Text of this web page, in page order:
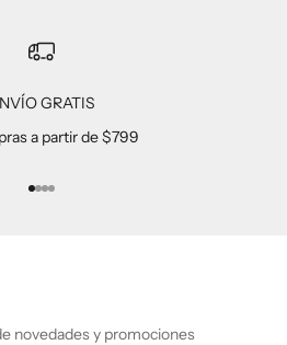
GRATIS
a partir de $799
Ir al artículo 1
Ir al artículo 2
Ir al artículo 3
Ir al artículo 4
novedades y promociones